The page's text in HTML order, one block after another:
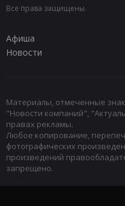
Все права защищены.
Афиша
Новости
Материалы, отмеченные
"Новости компаний",
правах рекламы.
Любое копирование,
фотографических
произведений
запрещено.